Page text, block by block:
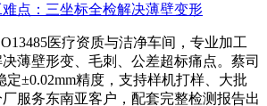
点：三坐标全检解决薄壁变形
医疗资质与洁净车间，专业加工
薄壁形变、毛刺、公差超标痛点。蔡司
定±0.02mm精度，支持样机打样、大批
服务东南亚客户，配套完整检测报告出